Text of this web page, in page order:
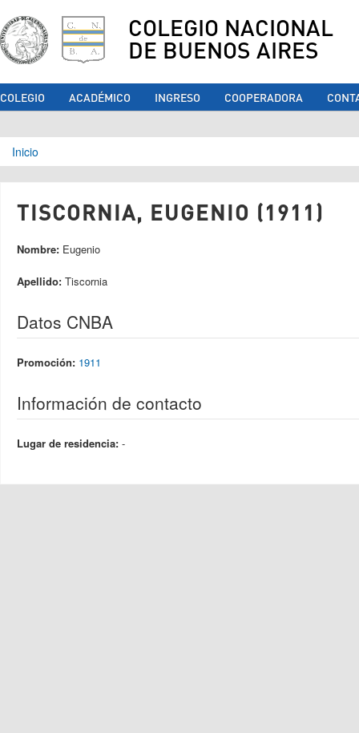
COLEGIO NACIONAL
DE BUENOS AIRES
COLEGIO ACADÉMICO INGRESO COOPERADORA
Se encuentra usted aquí
Inicio
TISCORNIA, EUGENIO (1911)
Nombre: Eugenio
Apellido: Tiscornia
Datos CNBA
Promoción: 1911
Información de contacto
Lugar de residencia: -